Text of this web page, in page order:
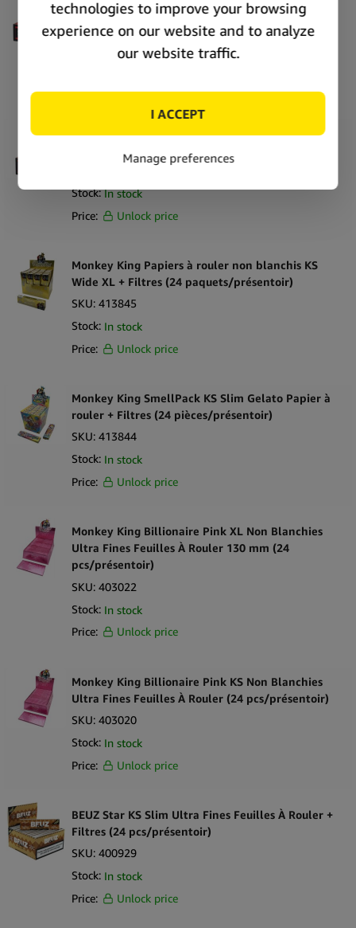
Filtres (24 pièces/présentoir)
SKU: 419716
In stock
Futurola x Tyson 2.0 Feuilles à rouler taille 1 1/4
Stock: In stock
Price:
Unlock price
Monkey King Papiers à rouler non blanchis KS
Wide XL + Filtres (24 paquets/présentoir)
SKU: 413845
Stock: In stock
Price:
Unlock price
Monkey King SmellPack KS Slim Gelato Papier à
rouler + Filtres (24 pièces/présentoir)
SKU: 413844
Stock: In stock
Price:
Unlock price
Monkey King Billionaire Pink XL Non Blanchies
Ultra Fines Feuilles À Rouler 130 mm (24
pcs/présentoir)
SKU: 403022
Stock: In stock
Price:
Unlock price
Monkey King Billionaire Pink KS Non Blanchies
Ultra Fines Feuilles À Rouler (24 pcs/présentoir)
SKU: 403020
Stock: In stock
Price:
Unlock price
BEUZ Star KS Slim Ultra Fines Feuilles À Rouler +
Filtres (24 pcs/présentoir)
SKU: 400929
Stock: In stock
Price:
Unlock price